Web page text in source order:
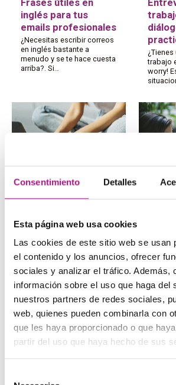
Consentimiento Detalles
Esta página web usa cookies
Las cookies de este sitio web se usan
el contenido y los anuncios, ofrecer
sociales y analizar el tráfico. Además,
información sobre el uso que haga del
nuestros partners de redes sociales,
web, quienes pueden combinarla con
que les haya proporcionado o que
partir del uso que haya hecho de sus
Frases útiles en
inglés para tus
emails profesionales
¿Necesitas escribir correos
en inglés bastante a
menudo y se te hace cuesta
arriba?. Si…
trabajo
worry!
Cómo redactar mails
profesionales en
¿Quieres aprender a
redactar mails persuasivos
en inglés? En este post te
enseñamos cómo
estructurar…
en una
Certificarme en